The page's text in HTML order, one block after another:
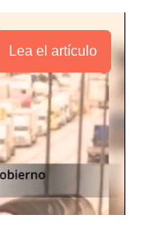
Lea el artículo